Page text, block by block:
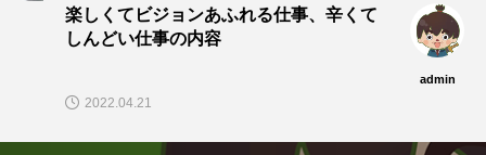
楽しくてビジョンあふれる仕事、辛くて
しんどい仕事の内容
admin
2022.04.21